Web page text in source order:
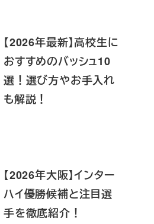
【2026年最新】高校生に
おすすめのバッシュ10
選！選び方やお手入れ
も解説！
【2026年大阪】インター
ハイ優勝候補と注目選
手を徹底紹介！